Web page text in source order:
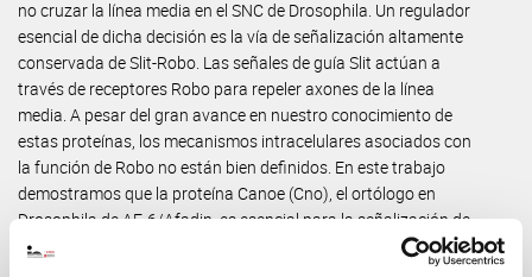
no cruzar la línea media en el SNC de Drosophila. Un regulador
esencial de dicha decisión es la vía de señalización altamente
conservada de Slit-Robo. Las señales de guía Slit actúan a
través de receptores Robo para repeler axones de la línea
media. A pesar del gran avance en nuestro conocimiento de
estas proteínas, los mecanismos intracelulares asociados con
la función de Robo no están bien definidos. En este trabajo
demostramos que la proteína Canoe (Cno), el ortólogo en
Drosophila de AF-6/Afadin, es esencial para la señalización de
Slit-Robo. Cno se expresa en axones pioneros longitudinales, y